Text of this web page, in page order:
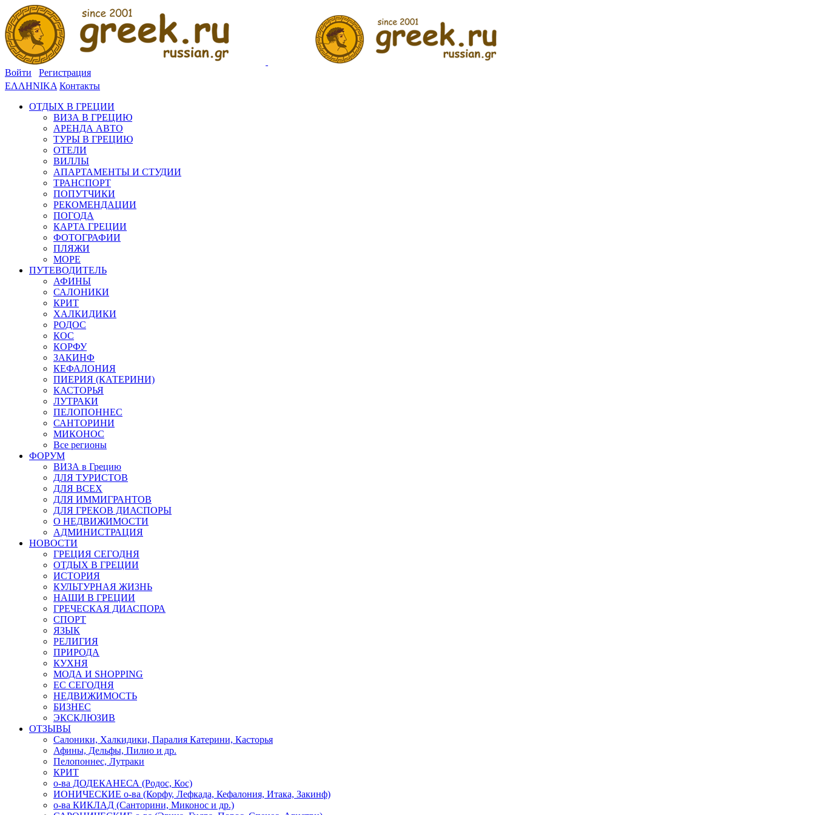
Войти
Регистрация
ΕΛΛΗΝΙΚΑ Контакты
ОТДЫХ В ГРЕЦИИ
ВИЗА В ГРЕЦИЮ
АРЕНДА АВТО
ТУРЫ В ГРЕЦИЮ
ОТЕЛИ
ВИЛЛЫ
АПАРТАМЕНТЫ И СТУДИИ
ТРАНСПОРТ
ПОПУТЧИКИ
РЕКОМЕНДАЦИИ
ПОГОДА
КАРТА ГРЕЦИИ
ФОТОГРАФИИ
ПЛЯЖИ
МОРЕ
ПУТЕВОДИТЕЛЬ
АФИНЫ
САЛОНИКИ
КРИТ
ХАЛКИДИКИ
РОДОС
КОС
КОРФУ
ЗАКИНФ
КЕФАЛОНИЯ
ПИЕРИЯ (КАТЕРИНИ)
КАСТОРЬЯ
ЛУТРАКИ
ПЕЛОПОННЕС
САНТОРИНИ
МИКОНОС
Все регионы
ФОРУМ
ВИЗА в Грецию
ДЛЯ ТУРИСТОВ
ДЛЯ ВСЕХ
ДЛЯ ИММИГРАНТОВ
ДЛЯ ГРЕКОВ ДИАСПОРЫ
О НЕДВИЖИМОСТИ
АДМИНИСТРАЦИЯ
НОВОСТИ
ГРЕЦИЯ СЕГОДНЯ
ОТДЫХ В ГРЕЦИИ
ИСТОРИЯ
КУЛЬТУРНАЯ ЖИЗНЬ
НАШИ В ГРЕЦИИ
ГРЕЧЕСКАЯ ДИАСПОРА
СПОРТ
ЯЗЫК
РЕЛИГИЯ
ПРИРОДА
КУХНЯ
МОДА И SHOPPING
ЕС СЕГОДНЯ
НЕДВИЖИМОСТЬ
БИЗНЕС
ЭКСКЛЮЗИВ
ОТЗЫВЫ
Салоники, Халкидики, Паралия Катерини, Касторья
Афины, Дельфы, Пилио и др.
Пелопоннес, Лутраки
КРИТ
о-ва ДОДЕКАНЕСА (Родос, Кос)
ИОНИЧЕСКИЕ о-ва (Корфу, Лефкада, Кефалония, Итака, Закинф)
о-ва КИКЛАД (Санторини, Миконос и др.)